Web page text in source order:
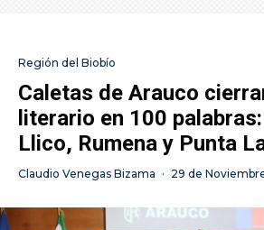
Región del Biobío
Caletas de Arauco
literario en 100
Llico, Rumena y Punta
Claudio Venegas Bizama · 29 de